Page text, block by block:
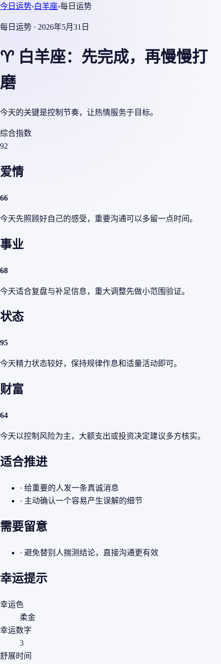
今日运势›白羊座›每日运势
每日运势 · 2026年5月31日
♈ 白羊座：先完成，再慢慢打
磨
今天的关键是控制节奏，让热情服务于目标。
综合指数
92
爱情
66
今天先照顾好自己的感受，重要沟通可以多留一点时间。
事业
68
今天适合复盘与补足信息，重大调整先做小范围验证。
状态
95
今天精力状态较好，保持规律作息和适量活动即可。
财富
64
今天以控制风险为主，大额支出或投资决定建议多方核实。
适合推进
· 给重要的人发一条真诚消息
· 主动确认一个容易产生误解的细节
需要留意
· 避免替别人揣测结论，直接沟通更有效
幸运提示
幸运色
柔金
幸运数字
3
舒展时间